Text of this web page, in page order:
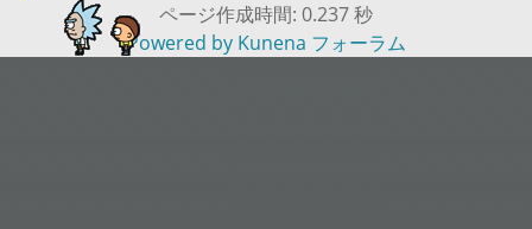
ページ作成時間: 0.237 秒
Powered by Kunena フォーラム